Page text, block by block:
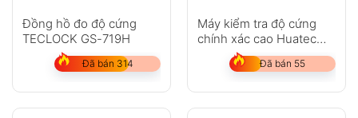
Đồng hồ đo độ cứng
TECLOCK GS-719H
Đã bán 314
Máy kiểm tra độ cứng
chính xác cao Huatec
RHL160
Đã bán 55